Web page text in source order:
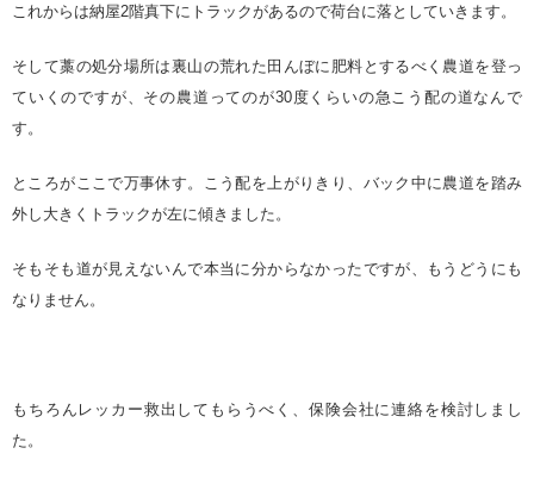
これからは納屋2階真下にトラックがあるので荷台に落としていきます。
そして藁の処分場所は裏山の荒れた田んぼに肥料とするべく農道を登っ
ていくのですが、その農道ってのが30度くらいの急こう配の道なんで
す。
ところがここで万事休す。こう配を上がりきり、バック中に農道を踏み
外し大きくトラックが左に傾きました。
そもそも道が見えないんで本当に分からなかったですが、もうどうにも
なりません。
もちろんレッカー救出してもらうべく、保険会社に連絡を検討しまし
た。